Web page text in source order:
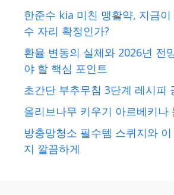
한준수 kia 미친 맹활약, 지금
수 자리 확정인가?
환율 변동의 실체와 2026년 전
야 할 핵심 포인트
초간단 부추무침 3단계 레시피
올리브나무 키우기 아르베키나
방충망청소 필수템 스퀴지와
지 깔끔하게